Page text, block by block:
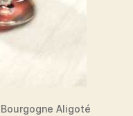
Aligoté